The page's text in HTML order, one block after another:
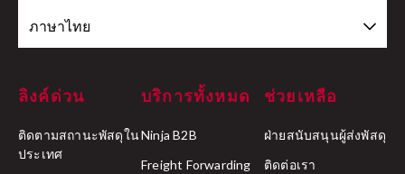
ภาษาไทย
ลิงค์ด่วน
ติดตามสถานะพัสดุใน
ประเทศ
บริการทั้งหมด
Ninja B2B
Freight Forwarding
ช่วยเหลือ
ฝ่ายสนับสนุนผู้ส่งพัสดุ
ติดต่อเรา